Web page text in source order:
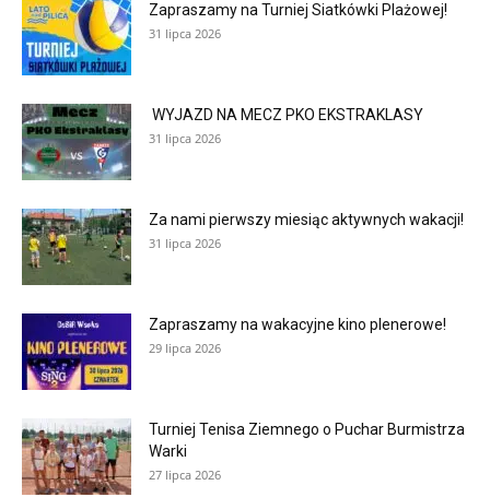
Zapraszamy na Turniej Siatkówki Plażowej!
31 lipca 2026
WYJAZD NA MECZ PKO EKSTRAKLASY
31 lipca 2026
Za nami pierwszy miesiąc aktywnych wakacji!
31 lipca 2026
Zapraszamy na wakacyjne kino plenerowe!
29 lipca 2026
Turniej Tenisa Ziemnego o Puchar Burmistrza
Warki
27 lipca 2026